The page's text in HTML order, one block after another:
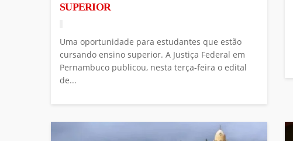
SUPERIOR
Uma oportunidade para estudantes que estão
cursando ensino superior. A Justiça Federal em
Pernambuco publicou, nesta terça-feira o edital
de...